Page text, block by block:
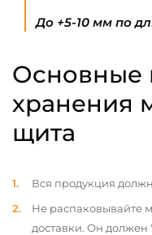
До +5-10 мм по
Основные
хранения
щита
Вся продукция
Не распаковывайте
доставки. Он должен